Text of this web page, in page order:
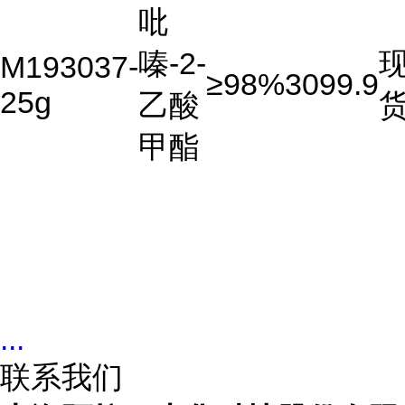
M193037-
25g
吡
嗪-2-
乙酸
甲酯
≥98%3099.9
...
联系我们